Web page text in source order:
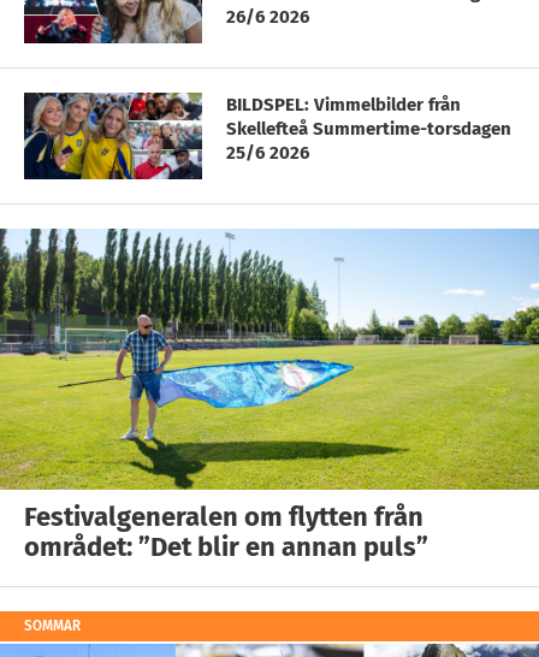
26/6 2026
BILDSPEL: Vimmelbilder från
Skellefteå Summertime-torsdagen
25/6 2026
Festivalgeneralen om flytten från
området: ”Det blir en annan puls”
SOMMAR